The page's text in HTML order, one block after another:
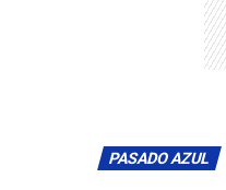
PASADO AZUL